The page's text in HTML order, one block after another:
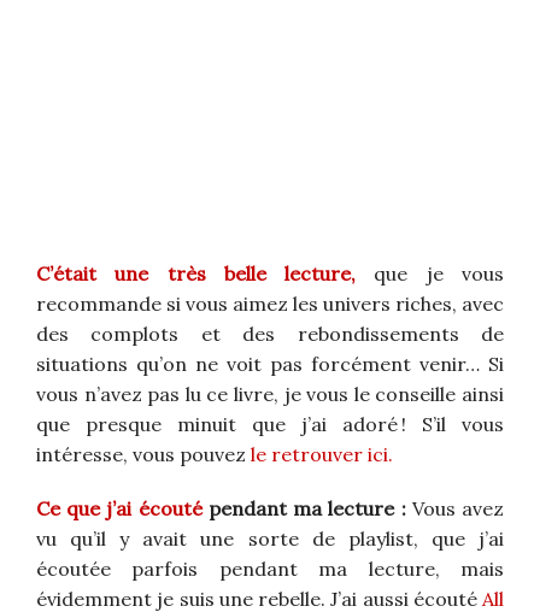
C’était une très belle lecture,
que je vous
recommande si vous aimez les univers riches, avec
des complots et des rebondissements de
situations qu’on ne voit pas forcément venir… Si
vous n’avez pas lu ce livre, je vous le conseille ainsi
que presque minuit que j’ai adoré ! S’il vous
intéresse, vous pouvez le retrouver ici.
Ce que j’ai écoutépendant ma lecture :Vous avez
vu qu’il y avait une sorte de playlist, que j’ai
écoutée parfois pendant ma lecture, mais
évidemment je suis une rebelle. J’ai aussi écouté All